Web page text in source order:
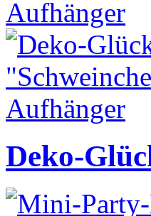
Deko-